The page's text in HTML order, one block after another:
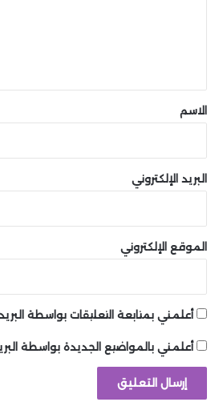
*الاسم
البريد الإلكتروني
الموقع الإلكتروني
أعلمني بمتابعة التعليقات بواسطة البريد
أعلمني بالمواضيع الجديدة بواسطة